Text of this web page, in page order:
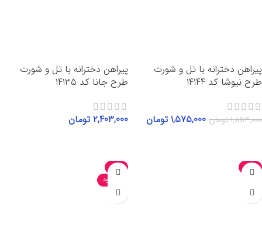
پیراهن دخترانه با تل و شورت
طرح نیوشا کد 14144
1,853,000تومان 1,575,000 تومان
پیراهن دخترانه با تل و شورت
طرح جانا کد 14135
2,403,000 تومان
-15%
-15%
ناموجود